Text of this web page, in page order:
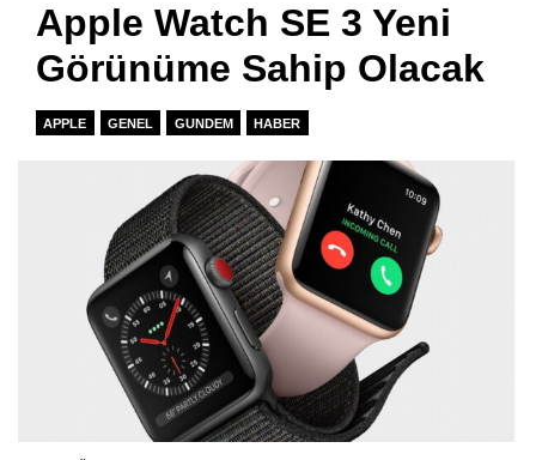
Apple Watch SE 3 Yeni
Görünüme Sahip Olacak
APPLE GENEL GUNDEM HABER